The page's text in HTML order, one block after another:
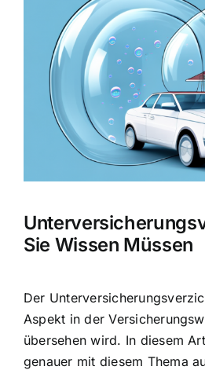
Lebensversicherung
Hundekrankenversicherung
Hausratversicherung
Weitere Tarifvergleiche
grösseres
Sie Wissen Müssen
Der
Aspekt in der
übersehen wird. In diesem
genauer mit diesem Thema